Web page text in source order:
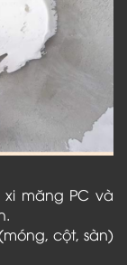
măng PC và
cột, sàn)